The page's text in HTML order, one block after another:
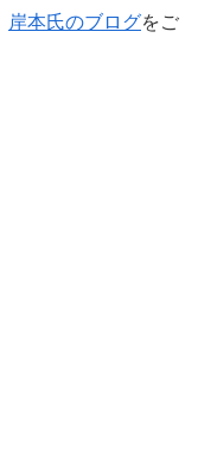
岸本氏のブログをご